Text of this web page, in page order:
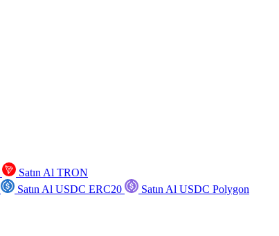
Satın Al TRON
Satın Al USDC ERC20
Satın Al USDC Polygon